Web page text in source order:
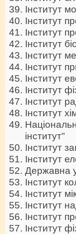
Інститут
Інститут
Інститут
Інститут
Інститут
Інститут
Інститут
Інститут
Інститут
Інститут
інститут"
Iнститут
Інститут
Державна
Інститут
Інститут
Інститут
Інститут
Інститут